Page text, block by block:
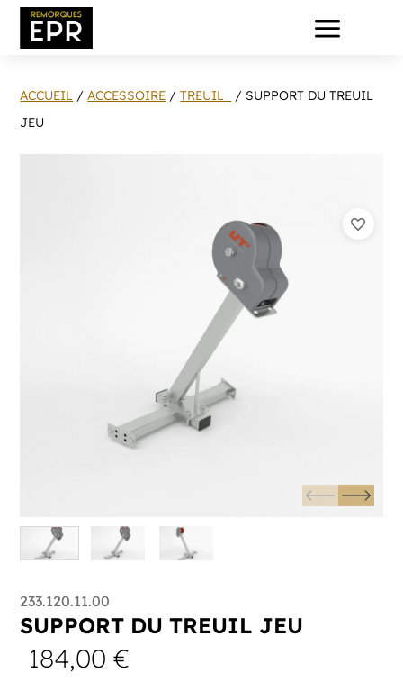
a
ACCUEIL /ACCESSOIRE /TREUIL
/ SUPPORT DU TREUIL
JEU
233.120.11.00
SUPPORT DU TREUIL JEU
184,00€